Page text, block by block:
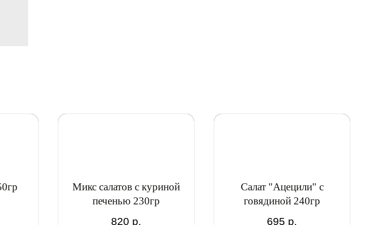
Микс салатов с куриной
печенью 230гр
820 р.
Салат "Ацецили" с
говядиной 240гр
695 р.